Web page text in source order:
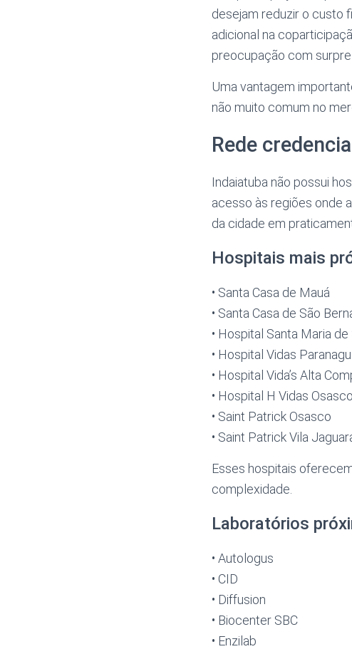
desejam reduzir o custo
adicional na
preocupação com
Uma vantagem
não muito comum no
Rede
Indaiatuba não possui
acesso às regiões onde
da cidade em
Hospitais mais
• Santa Casa de Mauá
• Santa Casa de São
• Hospital Santa Maria de
• Hospital Vidas
• Hospital Vida’s Alta
• Hospital H Vidas Osasco
• Saint Patrick Osasco
• Saint Patrick Vila
Esses hospitais
complexidade.
Laboratórios
• Autologus
• CID
• Diffusion
• Biocenter SBC
• Enzilab